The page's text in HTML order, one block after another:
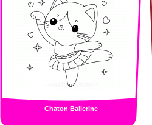
Chaton Ballerine